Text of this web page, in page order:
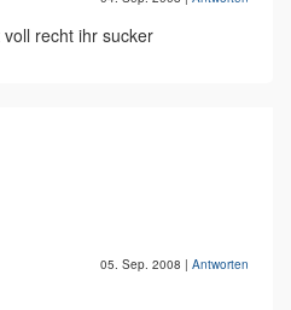
recht ihr sucker
05. Sep. 2008 | Antworten